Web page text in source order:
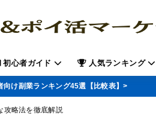
初心者ガイド 人気ランキング
向け副業ランキング45選【比較表】>
攻略法を徹底解説